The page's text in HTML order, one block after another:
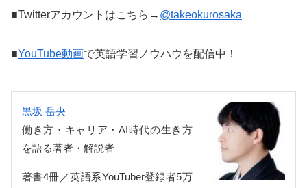
■Twitterアカウントはこちら→ @takeokurosaka
■YouTube動画で英語学習ノウハウを配信中！
黒坂 岳央
働き方・キャリア・AI時代の生き方
を語る著者・解説者
著書4冊／英語系YouTuber登録者5万